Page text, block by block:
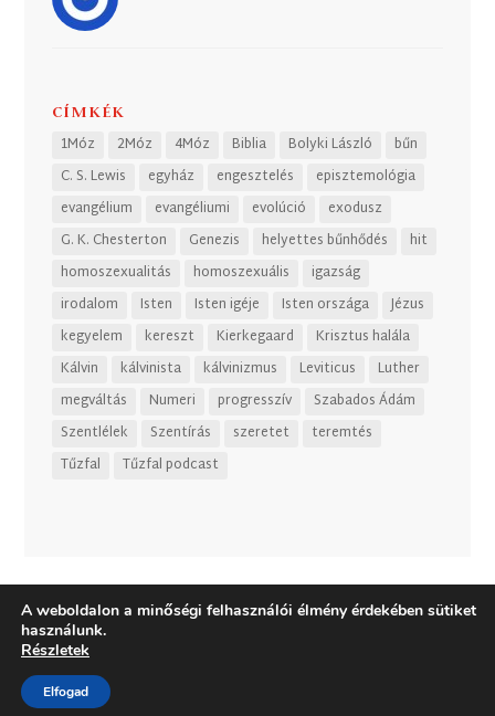
CÍMKÉK
1Móz 2Móz 4Móz Biblia Bolyki László
bűn
C. S. Lewis
egyház engesztelés
episztemológia
evangélium
evangéliumi evolúció
exodusz
G. K. Chesterton
Genezis helyettes bűnhődés
hit
homoszexualitás
homoszexuális
igazság
irodalom
Isten Isten igéje Isten országa
Jézus
kegyelem
kereszt Kierkegaard
Krisztus halála
Kálvin
kálvinista kálvinizmus Leviticus
Luther
megváltás
Numeri progresszív
Szabados Ádám
Szentlélek
Szentírás szeretet
teremtés
Tűzfal
Tűzfal podcast
Dizájn:
A weboldalon a minőségi felhasználói élmény érdekében sütiket
használunk.
Részletek
Elfogad